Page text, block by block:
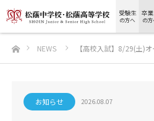
受験生
の方へ
卒
の
ホームNEWS 【高校入試】8/29(土)
お知らせ 2026.08.07